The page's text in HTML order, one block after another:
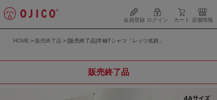
会員登録 ログイン カート 店舗情報
HOME 販売終了品 [販売終了品]半袖Tシャツ「レッツ名鉄」
販売終了品